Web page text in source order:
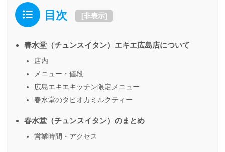
目次 [非表示]
春水堂（チュンスイタン）エキエ広島店について
店内
メニュー・値段
広島エキエキッチン限定メニュー
春水堂のタピオカミルクティー
春水堂（チュンスイタン）のまとめ
営業時間・アクセス